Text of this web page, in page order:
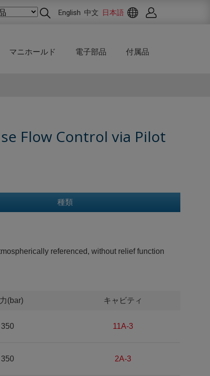
English 中文 日本語
マニホールド 電子部品 付属品
Flow Control via Pilot
種類
referenced, without relief function
(bar) キャビティ
350 11A-3
350 2A-3